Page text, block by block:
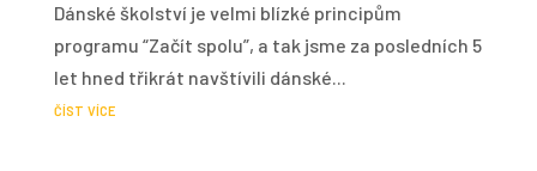
Dánské školství je velmi blízké principům
programu “Začít spolu”, a tak jsme za posledních 5
let hned třikrát navštívili dánské...
číst více